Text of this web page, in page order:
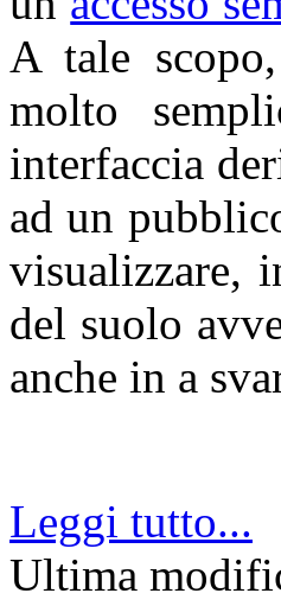
A tale
molto
interfaccia
ad un
visualizzare,
del suolo
anche in a
Leggi tutto...
Ultima